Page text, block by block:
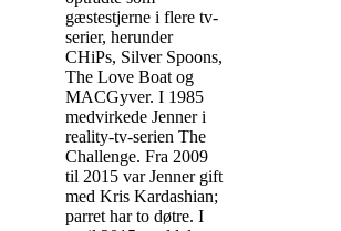
gæstestjerne i flere tv-
serier, herunder
CHiPs, Silver Spoons,
The Love Boat og
MACGyver. I 1985
medvirkede Jenner i
reality-tv-serien The
Challenge. Fra 2009
til 2015 var Jenner gift
med Kris Kardashian;
parret har to døtre. I